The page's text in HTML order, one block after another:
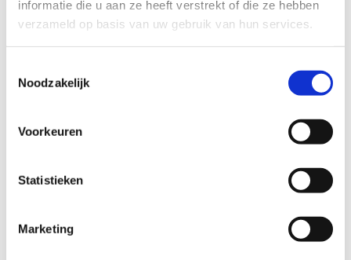
informatie die u aan ze heeft verstrekt of die ze hebben
verzameld op basis van uw gebruik van hun services.
Noodzakelijk
Voorkeuren
Statistieken
Marketing
Polyvalente zaal